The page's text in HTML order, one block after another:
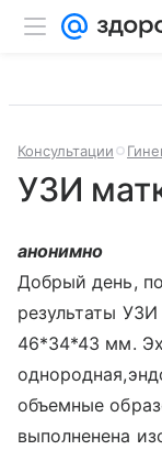
Консультации
УЗИ
анонимно
Добрый день,
результаты
46*34*43 мм.
объемные
выполненена